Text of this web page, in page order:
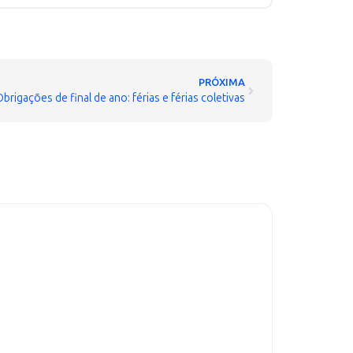
PRÓXIMA
de final de ano: férias e férias coletivas